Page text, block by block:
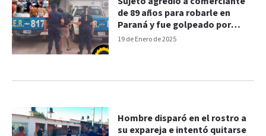
19 de Enero de 2025
de 89 años para robarle en
Paraná y fue golpeado por
vecinos
Hombre disparó en el rostro a
su expareja e intentó quitarse